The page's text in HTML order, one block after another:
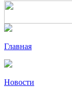
Главная
Новости